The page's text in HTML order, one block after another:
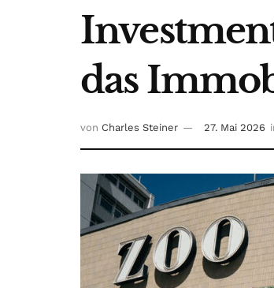
das
von Charles Steiner 27. Mai 2026